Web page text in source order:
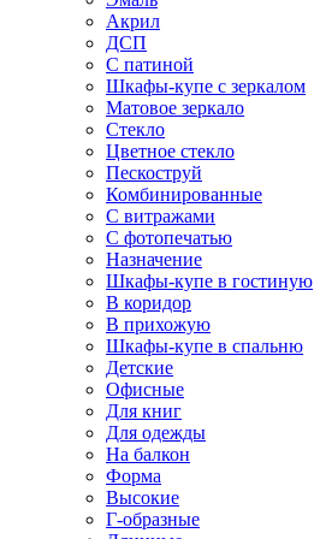
Акрил
ДСП
С патиной
Шкафы-купе с зеркалом
Матовое зеркало
Стекло
Цветное стекло
Пескоструй
Комбинированные
С витражами
С фотопечатью
Назначение
Шкафы-купе в гостиную
В коридор
В прихожую
Шкафы-купе в спальню
Детские
Офисные
Для книг
Для одежды
На балкон
Форма
Высокие
Г-образные